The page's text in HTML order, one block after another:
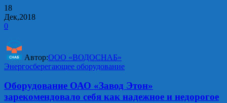
18
Дек,2018
0
Автор:ООО «ВОДОСНАБ»
Энергосберегающее оборудование
Оборудование ОАО «Завод Этон»
зарекомендовало себя как надежное и недорогое